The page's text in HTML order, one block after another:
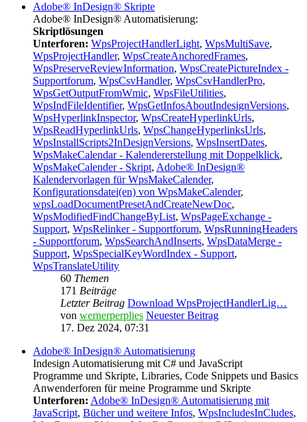
Adobe® InDesign® Skripte
Adobe® InDesign® Automatisierung:
Skriptlösungen
Unterforen: WpsProjectHandlerLight, WpsMultiSave,
WpsProjectHandler, WpsCreateAnchoredFrames,
WpsPreserveReviewInformation, WpsCreatePictureIndex -
Supportforum, WpsCsvHandler, WpsCsvHandlerPro,
WpsGetOutputFromWmic, WpsFileUtilities,
WpsIndFileIdentifier, WpsGetInfosAboutIndesignVersions,
WpsHyperlinkInspector, WpsCreateHyperlinkUrls,
WpsReadHyperlinkUrls, WpsChangeHyperlinksUrls,
WpsInstallScripts2InDesignVersions, WpsInsertDates,
WpsMakeCalendar - Kalendererstellung mit Doppelklick,
WpsMakeCalender - Skript, Adobe® InDesign®
Kalendervorlagen für WpsMakeCalender,
Konfigurationsdatei(en) von WpsMakeCalender,
wpsLoadDocumentPresetAndCreateNewDoc,
WpsModifiedFindChangeByList, WpsPageExchange -
Support, WpsRelinker - Supportforum, WpsRunningHeaders
- Supportforum, WpsSearchAndInserts, WpsDataMerge -
Support, WpsSpecialKeyWordIndex - Support,
WpsTranslateUtility
60 Themen
171 Beiträge
Letzter Beitrag Download WpsProjectHandlerLig…
von wernerperplies Neuester Beitrag
17. Dez 2024, 07:31
Adobe® InDesign® Automatisierung
Indesign Automatisierung mit C# und JavaScript
Programme und Skripte, Libraries, Code Snippets und Basics
Anwenderforen für meine Programme und Skripte
Unterforen: Adobe® InDesign® Automatisierung mit
JavaScript, Bücher und weitere Infos, WpsIncludesInCludes,